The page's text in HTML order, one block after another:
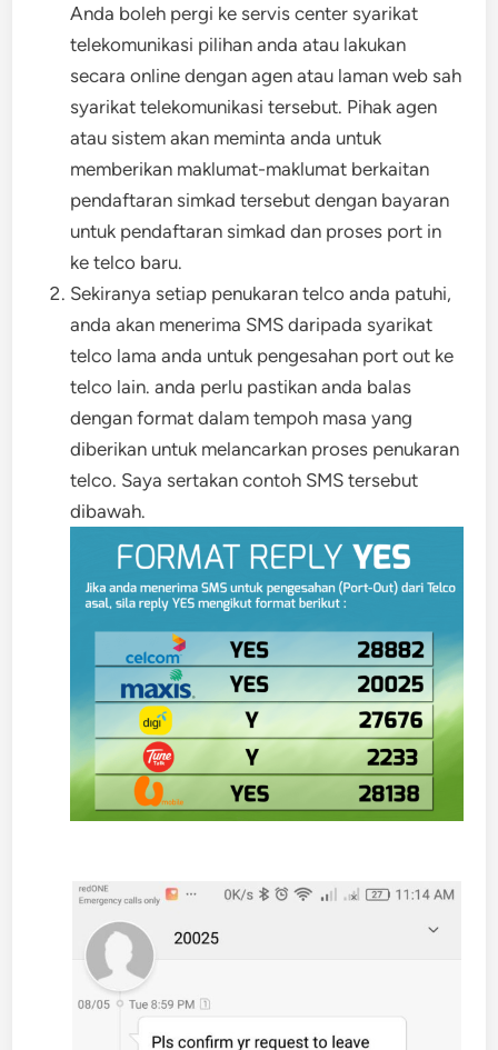
Anda boleh pergi ke servis center syarikat
telekomunikasi pilihan anda atau lakukan
secara online dengan agen atau laman web sah
syarikat telekomunikasi tersebut. Pihak agen
atau sistem akan meminta anda untuk
memberikan maklumat-maklumat berkaitan
pendaftaran simkad tersebut dengan bayaran
untuk pendaftaran simkad dan proses port in
ke telco baru.
Sekiranya setiap penukaran telco anda patuhi,
anda akan menerima SMS daripada syarikat
telco lama anda untuk pengesahan port out ke
telco lain. anda perlu pastikan anda balas
dengan format dalam tempoh masa yang
diberikan untuk melancarkan proses penukaran
telco. Saya sertakan contoh SMS tersebut
dibawah.